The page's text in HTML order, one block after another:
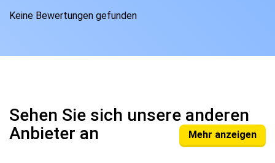
Keine Bewertungen gefunden
Sehen Sie sich unsere anderen
Anbieter an
Mehr anzeigen